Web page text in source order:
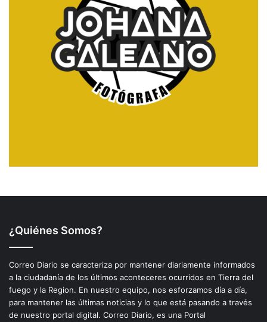
¿Quiénes Somos?
Correo Diario se caracteriza por mantener diariamente informados
a la ciudadanía de los últimos aconteceres ocurridos en Tierra del
fuego y la Region. En nuestro equipo, nos esforzamos día a día,
para mantener las últimas noticias y lo que está pasando a través
de nuestro portal digital. Correo Diario, es una Portal